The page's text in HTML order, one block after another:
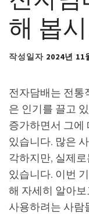
해 봅
작성일자 2024년 11
전자담배는 전통
은 인기를 끌고
증가하면서 그에
있습니다. 많은
각하지만, 실제
있습니다. 이번
해 자세히 알아
사용하려는 사람